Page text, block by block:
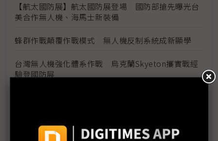
【航太國防展】航太國防展登場 國防部搶先曝光台
美合作無人機、海馬士新裝備
蜂群作戰顛覆作戰模式 無人機反制系統成新顯學
台灣無人機強化體系作戰 烏克蘭Skyeton攜實戰經
驗登國防展
力山布局無人機動力系統 攜手長榮航太、中光電